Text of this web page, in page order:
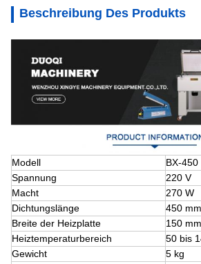
Beschreibung Des Produkts
Modell
BX-450
Spannung
220 V
Macht
270 W
Dichtungslänge
450 mm
Breite der Heizplatte
150 mm
Heiztemperaturbereich
50 bis
Gewicht
5 kg